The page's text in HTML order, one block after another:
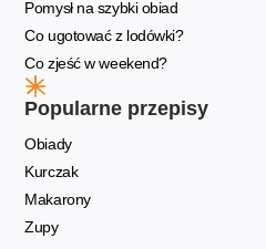
Pomysł na szybki obiad
Co ugotować z lodówki?
Co zjeść w weekend?
Popularne przepisy
Obiady
Kurczak
Makarony
Zupy